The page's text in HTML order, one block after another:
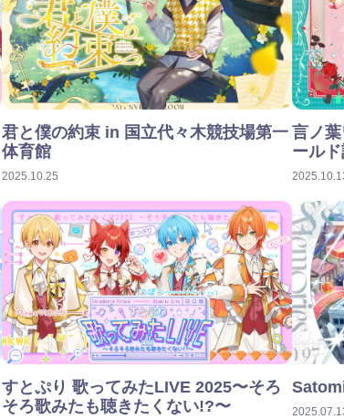
君と僕の約束 in 国⽴代々⽊競技場第⼀
体育館
2025.10.25
言ノ
ール
すとぷり 歌ってみたLIVE 2025〜そろ
そろ歌みたも聴きたくない!?〜